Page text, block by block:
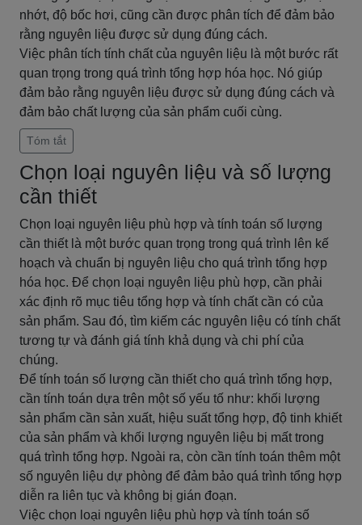
nhớt, độ bốc hơi, cũng cần được phân tích để đảm bảo
rằng nguyên liệu được sử dụng đúng cách.
Việc phân tích tính chất của nguyên liệu là một bước rất
quan trọng trong quá trình tổng hợp hóa học. Nó giúp
đảm bảo rằng nguyên liệu được sử dụng đúng cách và
đảm bảo chất lượng của sản phẩm cuối cùng.
Tóm tắt
Chọn loại nguyên liệu và số lượng
cần thiết
Chọn loại nguyên liệu phù hợp và tính toán số lượng
cần thiết là một bước quan trọng trong quá trình lên kế
hoạch và chuẩn bị nguyên liệu cho quá trình tổng hợp
hóa học. Để chọn loại nguyên liệu phù hợp, cần phải
xác định rõ mục tiêu tổng hợp và tính chất cần có của
sản phẩm. Sau đó, tìm kiếm các nguyên liệu có tính chất
tương tự và đánh giá tính khả dụng và chi phí của
chúng.
Để tính toán số lượng cần thiết cho quá trình tổng hợp,
cần tính toán dựa trên một số yếu tố như: khối lượng
sản phẩm cần sản xuất, hiệu suất tổng hợp, độ tinh khiết
của sản phẩm và khối lượng nguyên liệu bị mất trong
quá trình tổng hợp. Ngoài ra, còn cần tính toán thêm một
số nguyên liệu dự phòng để đảm bảo quá trình tổng hợp
diễn ra liên tục và không bị gián đoạn.
Việc chọn loại nguyên liệu phù hợp và tính toán số